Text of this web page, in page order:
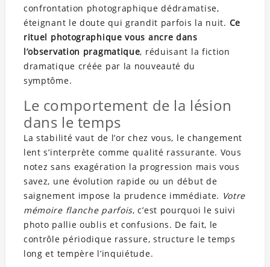
confrontation photographique dédramatise,
éteignant le doute qui grandit parfois la nuit. Ce
rituel photographique vous ancre dans
l’observation pragmatique, réduisant la fiction
dramatique créée par la nouveauté du
symptôme.
Le comportement de la lésion
dans le temps
La stabilité vaut de l’or chez vous, le changement
lent s’interprète comme qualité rassurante. Vous
notez sans exagération la progression mais vous
savez, une évolution rapide ou un début de
saignement impose la prudence immédiate. Votre
mémoire flanche parfois, c’est pourquoi le suivi
photo pallie oublis et confusions. De fait, le
contrôle périodique rassure, structure le temps
long et tempère l’inquiétude.